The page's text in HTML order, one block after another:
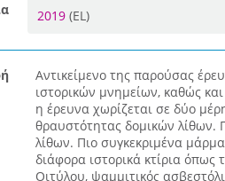
2019 (EL)
Αντικείμενο της παρούσας
ιστορικών μνημείων, καθώς
η έρευνα χωρίζεται σε δύο
θραυστότητας δομικών λίθων.
λίθων. Πιο συγκεκριμένα
διάφορα ιστορικά κτίρια όπως
Οιτύλου, ψαμμιτικός